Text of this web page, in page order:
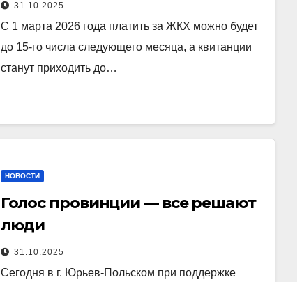
31.10.2025
С 1 марта 2026 года платить за ЖКХ можно будет
до 15-го числа следующего месяца, а квитанции
станут приходить до…
НОВОСТИ
Голос провинции — все решают
люди
31.10.2025
Сегодня в г. Юрьев-Польском при поддержке